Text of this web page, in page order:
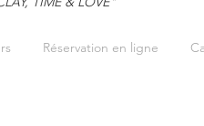
Réservation en ligne